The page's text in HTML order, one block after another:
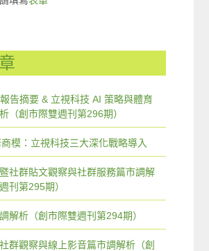
告摘要 & 立視科技 AI 策略與體育
（創市際雙週刊第296期）
模：立視科技三大深化戰略導入
社群貼文觀察與社群服務篇市調解
刊第295期）
解析（創市際雙週刊第294期）
群觀察與線上影音篇市調解析（創